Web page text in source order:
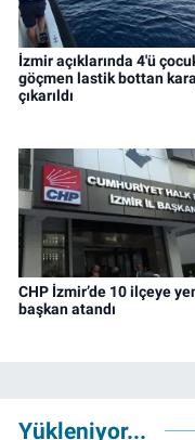
İzmir açıklarında 4'ü
göçmen lastik bottan
çıkarıldı
CHP İzmir’de 10 ilçeye
başkan atandı
Yükleniyor...